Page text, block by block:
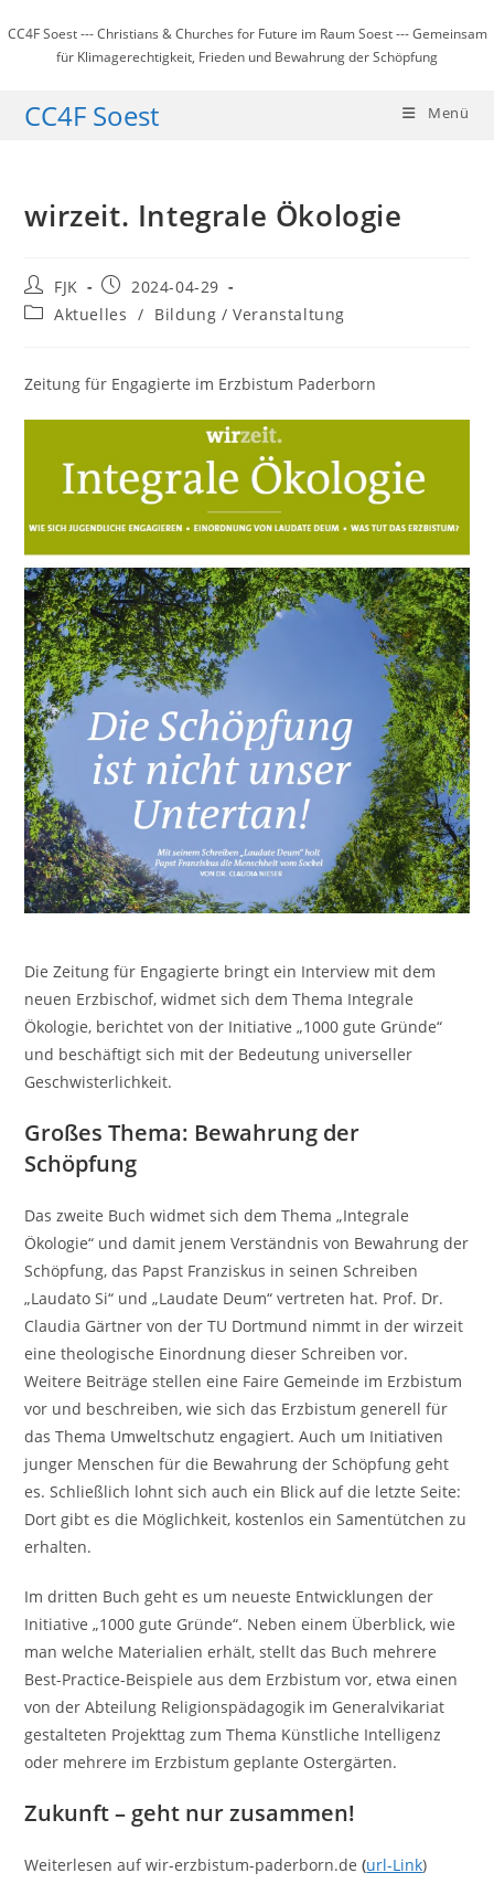
Inhalt
springen
CC4F Soest --- Christians & Churches for Future im Raum Soest --- Gemeinsam
für Klimagerechtigkeit, Frieden und Bewahrung der Schöpfung
CC4F Soest Menü
wirzeit. Integrale Ökologie
Beitrags-
Autor:
FJK
Beitrag
veröffentlicht:
2024-04-29
Beitrags-
Aktuelles / Bildung / Veranstaltung
Zeitung für Engagierte im Erzbistum Paderborn
Die Zeitung für Engagierte bringt ein Interview mit dem
neuen Erzbischof, widmet sich dem Thema Integrale
Ökologie, berichtet von der Initiative „1000 gute Gründe“
und beschäftigt sich mit der Bedeutung universeller
Geschwisterlichkeit.
Großes Thema: Bewahrung der
Schöpfung
Das zweite Buch widmet sich dem Thema „Integrale
Ökologie“ und damit jenem Verständnis von Bewahrung der
Schöpfung, das Papst Franziskus in seinen Schreiben
„Laudato Si“ und „Laudate Deum“ vertreten hat. Prof. Dr.
Claudia Gärtner von der TU Dortmund nimmt in der wirzeit
eine theologische Einordnung dieser Schreiben vor.
Weitere Beiträge stellen eine Faire Gemeinde im Erzbistum
vor und beschreiben, wie sich das Erzbistum generell für
das Thema Umweltschutz engagiert. Auch um Initiativen
junger Menschen für die Bewahrung der Schöpfung geht
es. Schließlich lohnt sich auch ein Blick auf die letzte Seite:
Dort gibt es die Möglichkeit, kostenlos ein Samentütchen zu
erhalten.
Im dritten Buch geht es um neueste Entwicklungen der
Initiative „1000 gute Gründe“. Neben einem Überblick, wie
man welche Materialien erhält, stellt das Buch mehrere
Best-Practice-Beispiele aus dem Erzbistum vor, etwa einen
von der Abteilung Religionspädagogik im Generalvikariat
gestalteten Projekttag zum Thema Künstliche Intelligenz
oder mehrere im Erzbistum geplante Ostergärten.
Zukunft – geht nur zusammen!
Weiterlesen auf wir-erzbistum-paderborn.de (url-Link)